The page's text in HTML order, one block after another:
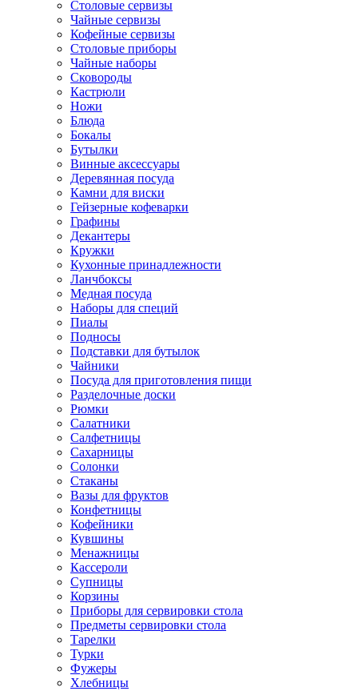
Столовые сервизы
Чайные сервизы
Кофейные сервизы
Столовые приборы
Чайные наборы
Сковороды
Кастрюли
Ножи
Блюда
Бокалы
Бутылки
Винные аксессуары
Деревянная посуда
Камни для виски
Гейзерные кофеварки
Графины
Декантеры
Кружки
Кухонные принадлежности
Ланчбоксы
Медная посуда
Наборы для специй
Пиалы
Подносы
Подставки для бутылок
Чайники
Посуда для приготовления пищи
Разделочные доски
Рюмки
Салатники
Салфетницы
Сахарницы
Солонки
Стаканы
Вазы для фруктов
Конфетницы
Кофейники
Кувшины
Менажницы
Кассероли
Супницы
Корзины
Приборы для сервировки стола
Предметы сервировки стола
Тарелки
Турки
Фужеры
Хлебницы